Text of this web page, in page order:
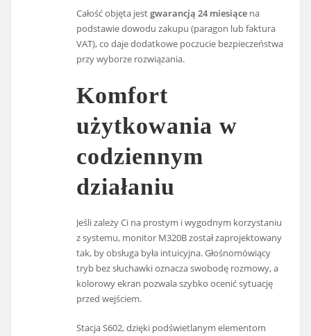
Całość objęta jestgwarancją 24 miesiące na
podstawie dowodu zakupu (paragon lub faktura
VAT), co daje dodatkowe poczucie bezpieczeństwa
przy wyborze rozwiązania.
Komfort
użytkowania w
codziennym
działaniu
Jeśli zależy Ci na prostym i wygodnym korzystaniu
z systemu, monitor M320B został zaprojektowany
tak, by obsługa była intuicyjna. Głośnomówiący
tryb bez słuchawki oznacza swobodę rozmowy, a
kolorowy ekran pozwala szybko ocenić sytuację
przed wejściem.
Stacja S602, dzięki podświetlanym elementom